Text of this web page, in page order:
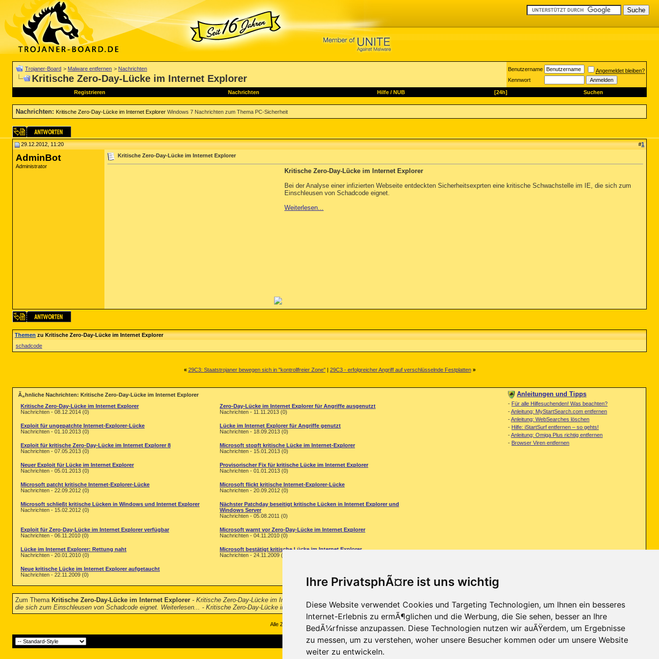
Ihre PrivatsphÃ¤re ist uns wichtig
Diese Website verwendet Cookies und Targeting Technologien, um Ihnen ein besseres
Internet-Erlebnis zu ermÃ¶glichen und die Werbung, die Sie sehen, besser an Ihre
BedÃ¼rfnisse anzupassen. Diese Technologien nutzen wir auÃŸerdem, um Ergebnisse
zu messen, um zu verstehen, woher unsere Besucher kommen oder um unsere Website
weiter zu entwickeln.
Trojaner-Board > Malware entfernen > Nachrichten
Kritische Zero-Day-Lücke im Internet Explorer
Benutzername
Angemeldet bleiben?
Kennwort
Registrieren Nachrichten Hilfe/ NUB [24h] Suchen
Nachrichten: Kritische Zero-Day-Lücke im Internet Explorer Windows 7 Nachrichten zum Thema PC-Sicherheit
29.12.2012, 11:20 #1
AdminBot
Administrator
Kritische Zero-Day-Lücke im Internet Explorer
Kritische Zero-Day-Lücke im Internet Explorer
Bei der Analyse einer infizierten Webseite entdeckten Sicherheitsexprten eine kritische Schwachstelle im IE, die sich zum
Einschleusen von Schadcode eignet.
Weiterlesen...
Themenzu Kritische Zero-Day-Lücke im Internet Explorer
schadcode
« 29C3: Staatstrojaner bewegen sich in "kontrollfreier Zone"| 29C3 - erfolgreicher Angriff auf verschlüsselnde Festplatten »
Ã„hnliche Nachrichten: Kritische Zero-Day-Lücke im Internet Explorer
Kritische Zero-Day-Lücke im Internet Explorer
Nachrichten - 08.12.2014 (0)
Zero-Day-Lücke im Internet Explorer für Angriffe ausgenutzt
Nachrichten - 11.11.2013 (0)
Exploit für ungepatchte Internet-Explorer-Lücke
Nachrichten - 01.10.2013 (0)
Lücke im Internet Explorer für Angriffe genutzt
Nachrichten - 18.09.2013 (0)
Exploit für kritische Zero-Day-Lücke im Internet Explorer 8
Nachrichten - 07.05.2013 (0)
Microsoft stopft kritische Lücke im Internet-Explorer
Nachrichten - 15.01.2013 (0)
Neuer Exploit für Lücke im Internet Explorer
Nachrichten - 05.01.2013 (0)
Provisorischer Fix für kritische Lücke im Internet Explorer
Nachrichten - 01.01.2013 (0)
Microsoft patcht kritische Internet-Explorer-Lücke
Nachrichten - 22.09.2012 (0)
Microsoft flickt kritische Internet-Explorer-Lücke
Nachrichten - 20.09.2012 (0)
Microsoft schließt kritische Lücken in Windows und Internet Explorer
Nachrichten - 15.02.2012 (0)
Nächster Patchday beseitigt kritische Lücken in Internet Explorer und
Windows Server
Nachrichten - 05.08.2011 (0)
Exploit für Zero-Day-Lücke im Internet Explorer verfügbar
Nachrichten - 06.11.2010 (0)
Microsoft warnt vor Zero-Day-Lücke im Internet Explorer
Nachrichten - 04.11.2010 (0)
Lücke im Internet Explorer: Rettung naht
Nachrichten - 20.01.2010 (0)
Microsoft bestätigt kritische Lücke im Internet Explorer
Nachrichten - 24.11.2009 (0)
Neue kritische Lücke im Internet Explorer aufgetaucht
Nachrichten - 22.11.2009 (0)
Anleitungen und Tipps
- Für alle Hilfesuchenden! Was beachten?
-Anleitung: MyStartSearch.com entfernen
-Anleitung: WebSearches löschen
- Hilfe: iStartSurf entfernen – so gehts!
-Anleitung: Omiga Plus richtig entfernen
- Browser Viren entfernen
Zum Thema Kritische Zero-Day-Lücke im Internet Explorer - Kritische Zero-Day-Lücke im Internet Explorer Bei der Analyse einer infizierten Webseite entdeckten Sicherheitsexprten eine kritische Schwachstelle im IE,
die sich zum Einschleusen von Schadcode eignet. Weiterlesen... - Kritische Zero-Day-Lücke im Internet Explorer...
Alle Zeitangaben in WEZ +1. Es ist jetzt
Kontakt-Trojaner-Board-Archiv-Datenschutzerklärung-Nach oben